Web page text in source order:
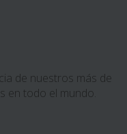
de nuestros más de
en todo el mundo.